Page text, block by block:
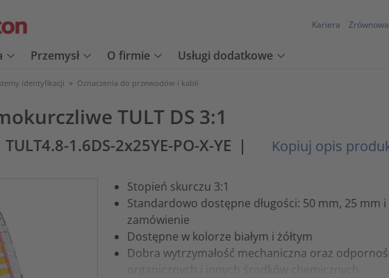
Kariera
Przemysł O firmie Usługi dodatkowe
identyfikacji > Oznaczenia do przewodów i kabli
TULT DS 3:1
TULT4.8-1.6DS-2x25YE-PO-X-YE | Kopiuj opis
Stopień skurczu 3:1
Standardowo dostępne długości: 50 mm, 25 mm
zamówienie
Dostępne w kolorze białym i żółtym
Dobra wytrzymałość mechaniczna oraz
organicznych i innych środków chemicznych